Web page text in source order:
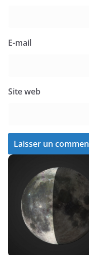
E-mail
Site web